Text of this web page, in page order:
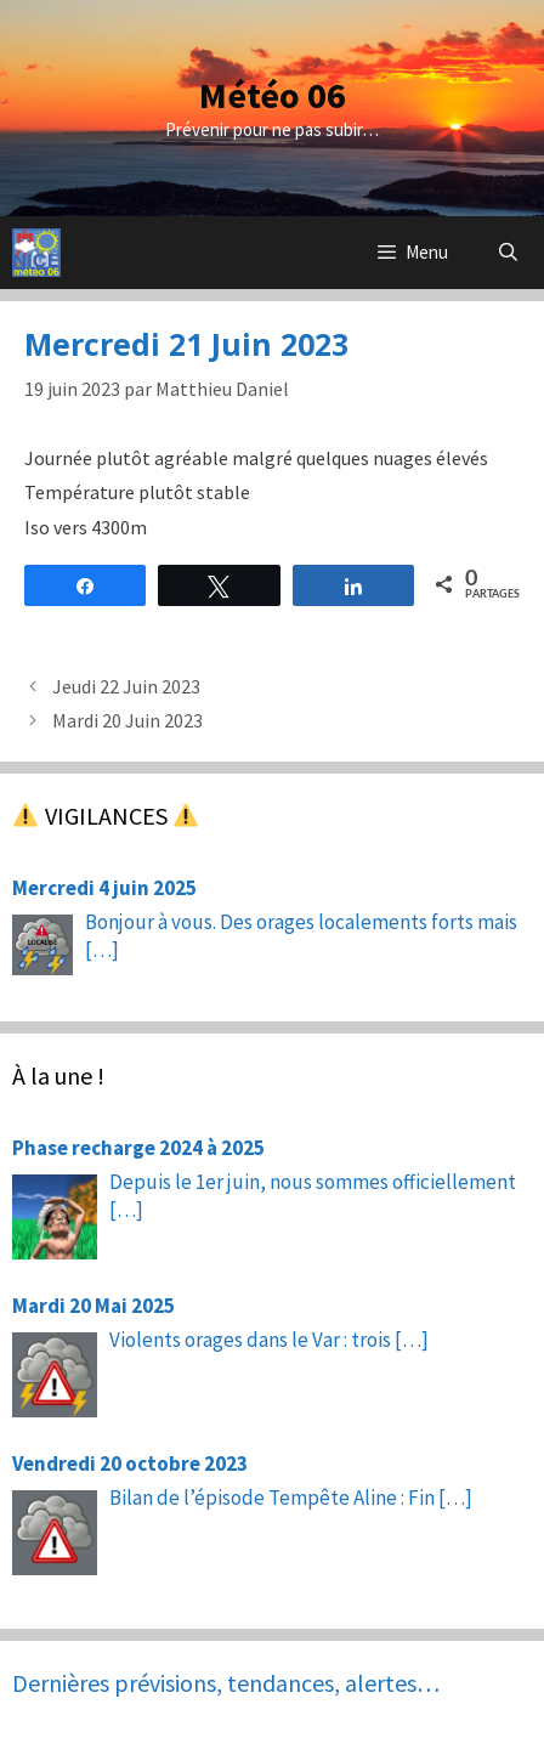
contenu
Météo 06
Prévenir pour ne pas subir…
Menu
Mercredi 21 Juin 2023
19 juin 2023 par Matthieu Daniel
Journée plutôt agréable malgré quelques nuages élevés
Température plutôt stable
Iso vers 4300m
Partagez 0
PARTAGES
Jeudi 22 Juin 2023
Mardi 20 Juin 2023
VIGILANCES
Mercredi 4 juin 2025
Bonjour à vous. Des orages localements forts mais
[…]
À la une !
Phase recharge 2024 à 2025
Depuis le 1er juin, nous sommes officiellement
[…]
Mardi 20 Mai 2025
Violents orages dans le Var : trois […]
Vendredi 20 octobre 2023
Bilan de l’épisode Tempête Aline : Fin[…]
Dernières prévisions, tendances, alertes…